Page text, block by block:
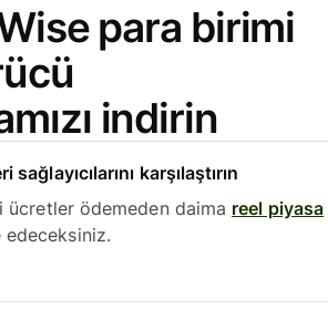
para birimi
indirin
sağlayıcılarını karşılaştırın
ücretler ödemeden daima reel piyasa
edeceksiniz.